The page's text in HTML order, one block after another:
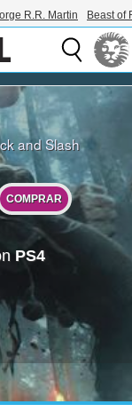
R.R. Martin Beast of
and Slash
COMPRAR
PS4